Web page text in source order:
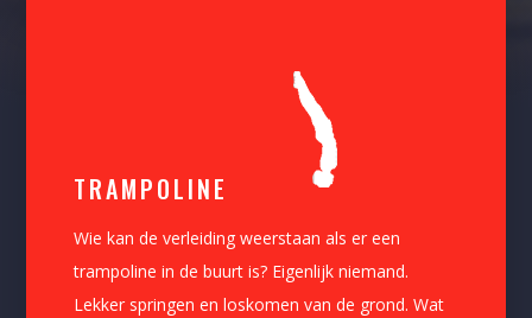
TRAMPOLINE
Wie kan de verleiding weerstaan als er een
trampoline in de buurt is? Eigenlijk niemand.
Lekker springen en loskomen van de grond. Wat